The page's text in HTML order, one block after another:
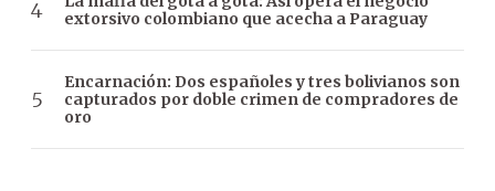
extorsivo colombiano que acecha a Paraguay
Encarnación: Dos españoles y tres bolivianos son
capturados por doble crimen de compradores de
oro